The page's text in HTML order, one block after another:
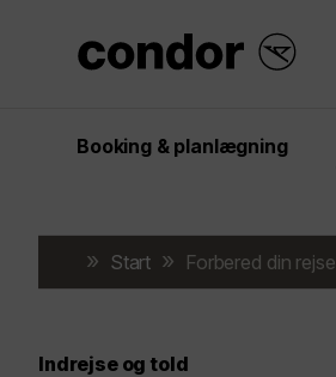
Booking & planlægning
Start Forbered din rejse
Indrejse og told